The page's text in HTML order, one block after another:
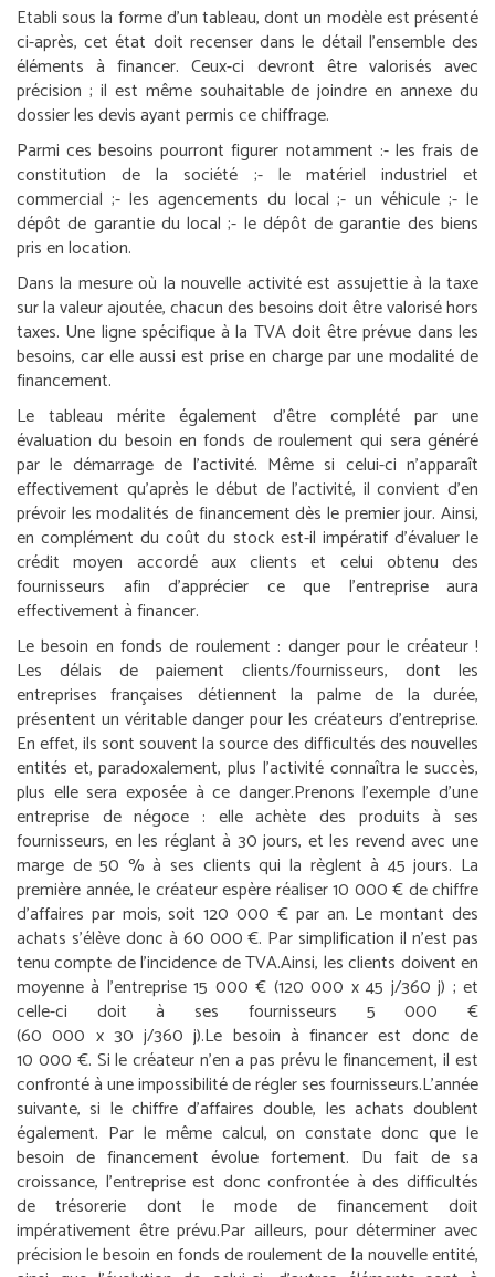
Etabli sous la forme d’un tableau, dont un modèle est présenté
ci-après, cet état doit recenser dans le détail l’ensemble des
éléments à financer. Ceux-ci devront être valorisés avec
précision ; il est même souhaitable de joindre en annexe du
dossier les devis ayant permis ce chiffrage.
Parmi ces besoins pourront figurer notamment :- les frais de
constitution de la société ;- le matériel industriel et
commercial ;- les agencements du local ;- un véhicule ;- le
dépôt de garantie du local ;- le dépôt de garantie des biens
pris en location.
Dans la mesure où la nouvelle activité est assujettie à la taxe
sur la valeur ajoutée, chacun des besoins doit être valorisé hors
taxes. Une ligne spécifique à la TVA doit être prévue dans les
besoins, car elle aussi est prise en charge par une modalité de
financement.
Le tableau mérite également d’être complété par une
évaluation du besoin en fonds de roulement qui sera généré
par le démarrage de l’activité. Même si celui-ci n’apparaît
effectivement qu’après le début de l’activité, il convient d’en
prévoir les modalités de financement dès le premier jour. Ainsi,
en complément du coût du stock est-il impératif d’évaluer le
crédit moyen accordé aux clients et celui obtenu des
fournisseurs afin d’apprécier ce que l’entreprise aura
effectivement à financer.
Le besoin en fonds de roulement : danger pour le créateur !
Les délais de paiement clients/fournisseurs, dont les
entreprises françaises détiennent la palme de la durée,
présentent un véritable danger pour les créateurs d’entreprise.
En effet, ils sont souvent la source des difficultés des nouvelles
entités et, paradoxalement, plus l’activité connaîtra le succès,
plus elle sera exposée à ce danger.Prenons l’exemple d’une
entreprise de négoce : elle achète des produits à ses
fournisseurs, en les réglant à 30 jours, et les revend avec une
marge de 50 % à ses clients qui la règlent à 45 jours. La
première année, le créateur espère réaliser 10 000 € de chiffre
d’affaires par mois, soit 120 000 € par an. Le montant des
achats s’élève donc à 60 000 €. Par simplification il n’est pas
tenu compte de l’incidence de TVA.Ainsi, les clients doivent en
moyenne à l’entreprise 15 000 € (120 000 x 45 j/360 j) ; et
celle-ci doit à ses fournisseurs 5 000 €
(60 000 x 30 j/360 j).Le besoin à financer est donc de
10 000 €. Si le créateur n’en a pas prévu le financement, il est
confronté à une impossibilité de régler ses fournisseurs.L’année
suivante, si le chiffre d’affaires double, les achats doublent
également. Par le même calcul, on constate donc que le
besoin de financement évolue fortement. Du fait de sa
croissance, l’entreprise est donc confrontée à des difficultés
de trésorerie dont le mode de financement doit
impérativement être prévu.Par ailleurs, pour déterminer avec
précision le besoin en fonds de roulement de la nouvelle entité,